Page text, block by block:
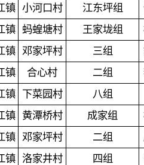
镇
小河口村 江东坪组
镇
蚂蝗塘村 王家垅组
镇
邓家坪村 三组
镇
合心村 二组
镇
下菜园村 八组
镇
黄潭桥村 成家组
镇
邓家坪村 二组
镇
洛家井村 四组